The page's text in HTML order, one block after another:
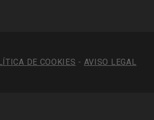
DE COOKIES - AVISO LEGAL